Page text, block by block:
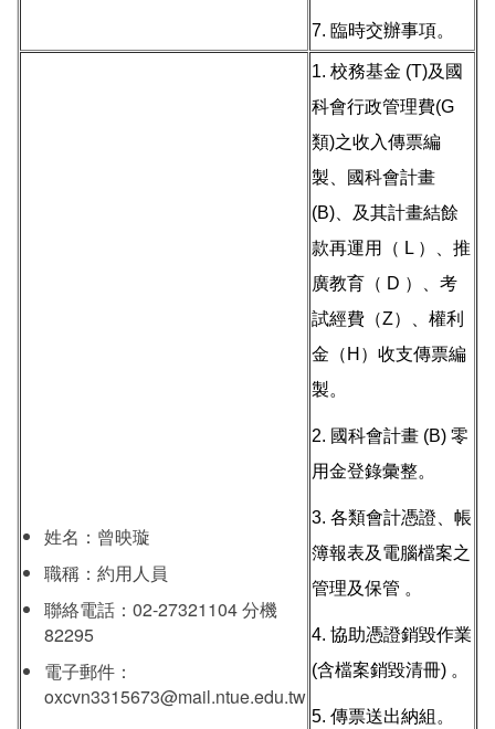
7. 臨時交辦事項。
姓名：曾映璇
職稱：約用人員
聯絡電話：02-27321104 分機
82295
電子郵件：
oxcvn3315673@mail.ntue.edu.tw
1. 校務基金 (T)及國
科會行政管理費(G
類)之收入傳票編
製、國科會計畫
(B)、及其計畫結餘
款再運用（ L ）、推
廣教育（ D ）、考
試經費（Z）、權利
金（H）收支傳票編
製。
2. 國科會計畫 (B) 零
用金登錄彙整。
3. 各類會計憑證、帳
簿報表及電腦檔案之
管理及保管 。
4. 協助憑證銷毀作業
(含檔案銷毀清冊) 。
5. 傳票送出納組。